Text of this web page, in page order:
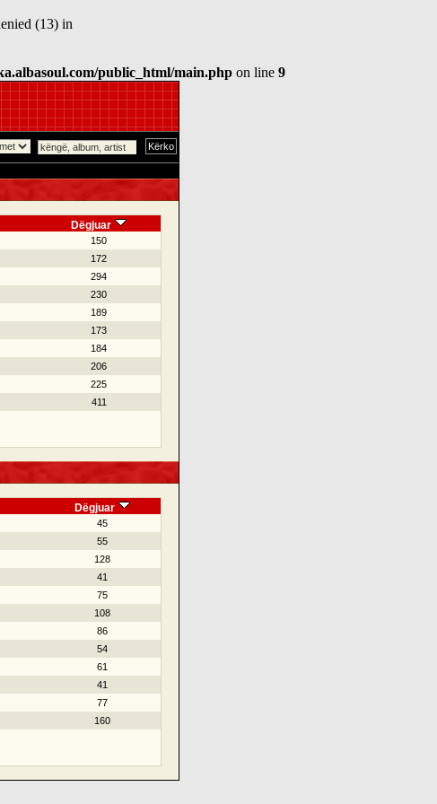
(13) in
public_html/main.php on line 9
Dëgjuar
150
172
294
230
189
173
184
206
225
411
Dëgjuar
45
55
128
41
75
108
86
54
61
41
77
160